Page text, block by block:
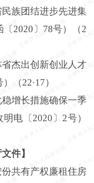
族团结进步先进集
〔2020〕 78号）（2
杰出创新创业人才
）（22·17）
增长措施确保一季
明电〔2020〕 2号）
件】
共有产权廉租住房